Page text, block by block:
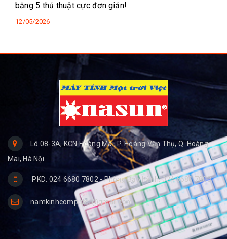
bằng 5 thủ thuật cực đơn giản!
12/05/2026
Lô 08-3A, KCN Hoàng Mai, P. Hoàng Văn Thụ, Q. Hoàng
Mai, Hà Nội
PKD: 024 6680 7802 - Phòng Bảo hành: 024 6680 7803
namkinhcomputer@gmail.com